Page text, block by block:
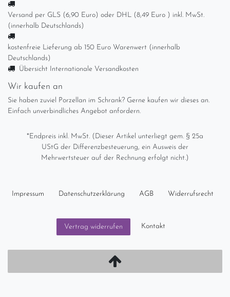
Versand per GLS (6,90 Euro) oder DHL (8,49 Euro ) inkl. MwSt.
(innerhalb Deutschlands)
kostenfreie Lieferung ab 150 Euro Warenwert (innerhalb
Deutschlands)
Übersicht Internationale Versandkosten
Wir kaufen an
Sie haben zuviel Porzellan im Schrank? Gerne kaufen wir dieses an.
Einfach unverbindliches Angebot anfordern.
*Endpreis inkl. MwSt. (Dieser Artikel unterliegt gem. § 25a
UStG der Differenzbesteuerung, ein Ausweis der
Mehrwertsteuer auf der Rechnung erfolgt nicht.)
Impressum Daten­schutz­erklärung AGB Widerrufs­recht
Vertrag widerrufen Kontakt